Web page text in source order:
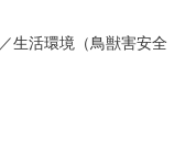
生活環境（鳥獣害安全